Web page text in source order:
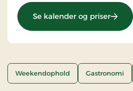
Se kalender og priser:
Weekendophold Gastronomi